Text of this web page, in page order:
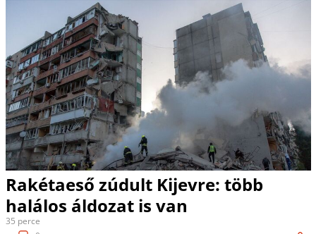
Rakétaeső zúdult Kijevre: több
halálos áldozat is van
35 perce